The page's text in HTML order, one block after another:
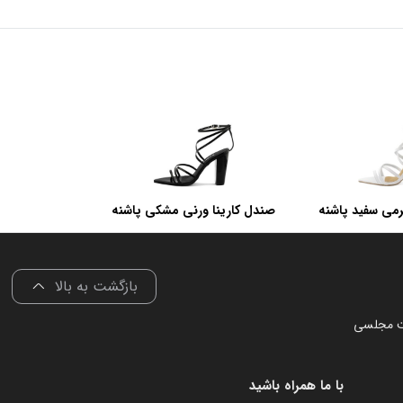
سفید پاشنه
صندل کارینا ورنی مشکی پاشنه
پهن
بازگشت به بالا
مجلسی
با ما همراه باشید